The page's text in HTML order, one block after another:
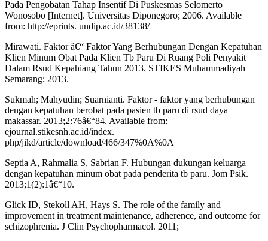
Pada Pengobatan Tahap Insentif Di Puskesmas Selomerto
Wonosobo [Internet]. Universitas Diponegoro; 2006. Available
from: http://eprints. undip.ac.id/38138/
Mirawati. Faktor â€“ Faktor Yang Berhubungan Dengan Kepatuhan
Klien Minum Obat Pada Klien Tb Paru Di Ruang Poli Penyakit
Dalam Rsud Kepahiang Tahun 2013. STIKES Muhammadiyah
Semarang; 2013.
Sukmah; Mahyudin; Suarnianti. Faktor - faktor yang berhubungan
dengan kepatuhan berobat pada pasien tb paru di rsud daya
makassar. 2013;2:76â€“84. Available from:
ejournal.stikesnh.ac.id/index.
php/jikd/article/download/466/347%0A%0A
Septia A, Rahmalia S, Sabrian F. Hubungan dukungan keluarga
dengan kepatuhan minum obat pada penderita tb paru. Jom Psik.
2013;1(2):1â€“10.
Glick ID, Stekoll AH, Hays S. The role of the family and
improvement in treatment maintenance, adherence, and outcome for
schizophrenia. J Clin Psychopharmacol. 2011;